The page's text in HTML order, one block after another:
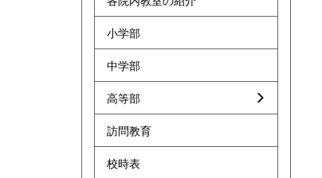
小学部
中学部
高等部
訪問教育
校時表